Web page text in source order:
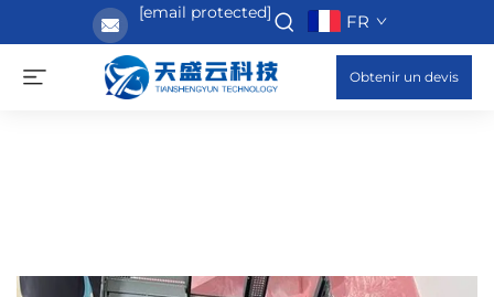
[email protected] FR
Obtenir un devis